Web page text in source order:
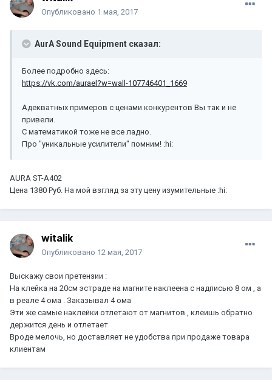
Опубликовано 1 мая, 2017
AurA Sound Equipment сказал:
Более подробно здесь:
https://vk.com/aurael?w=wall-107746401_1669
Адекватных примеров с ценами конкурентов Вы так и не
привели.
С математикой тоже не все ладно.
Про "уникальные усилители" помним! :hi:
AURA ST-A402
Цена 1380 Руб. На мой взгляд за эту цену изумительные :hi:
witalik
Опубликовано 12 мая, 2017
Выскажу свои претензии :
На клейка на 20см эстраде на магните наклеена с надписью 8 ом , а
в реале 4 ома . Заказывал 4 ома
Эти же самые наклейки отлетают от магнитов , клеишь обратно
держится день и отлетает
Вроде мелочь, но доставляет не удобства при продаже товара
клиентам